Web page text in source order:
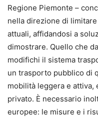
Regione Piemonte –
nella direzione di
attuali, affidandosi a
dimostrare. Quello che
modifichi il sistema
un trasporto pubblico di
mobilità leggera e
privato. È necessario
europee: le misure e i